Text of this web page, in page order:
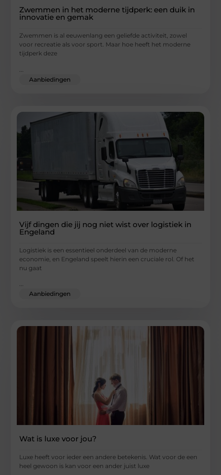
Zwemmen in het moderne tijdperk: een duik in
innovatie en gemak
Zwemmen is al eeuwenlang een geliefde activiteit, zowel
voor recreatie als voor sport. Maar hoe heeft het moderne
tijdperk deze
Aanbiedingen
Vijf dingen die jij nog niet wist over logistiek in
Engeland
Logistiek is een essentieel onderdeel van de moderne
economie, en Engeland speelt hierin een cruciale rol. Of het
nu gaat
...
Aanbiedingen
Wat is luxe voor jou?
Luxe heeft voor ieder een andere betekenis. Wat voor de een
heel gewoon is kan voor een ander juist luxe